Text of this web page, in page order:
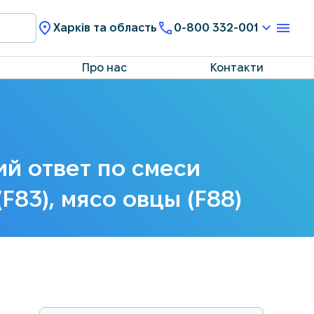
Харків та область 0-800 332-001
Про нас Контакти
ответ по смеси
мясо овцы (F88)